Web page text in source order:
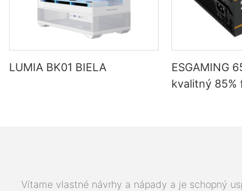
LUMIA BK01 BIELA
ESGAMING
kvalitný 85%
Vítame vlastné návrhy a nápady a je schopný